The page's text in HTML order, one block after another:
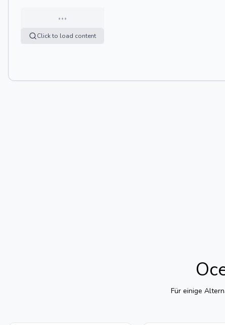
…
Click to load content
Für einige